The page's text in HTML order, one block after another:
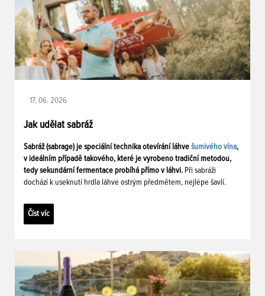
17. 06. 2026
Jak udělat sabráž
Sabráž (sabrage) je speciální technika otevírání láhve šumivého vína,
v ideálním případě takového, které je vyrobeno tradiční metodou,
tedy sekundární fermentace probíhá přímo v láhvi. Při sabráži
dochází k useknutí hrdla láhve ostrým předmětem, nejlépe šavlí.
Číst víc